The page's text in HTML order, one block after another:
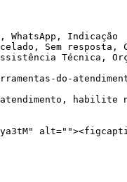
WhatsApp, Indicação
Sem resposta,
Técnica,
do-
habilite